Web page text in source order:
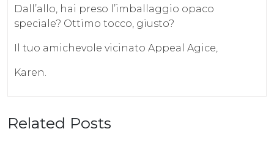
Dall’allo, hai preso l’imballaggio opaco
speciale? Ottimo tocco, giusto?
Il tuo amichevole vicinato Appeal Agice,
Karen.
Related Posts